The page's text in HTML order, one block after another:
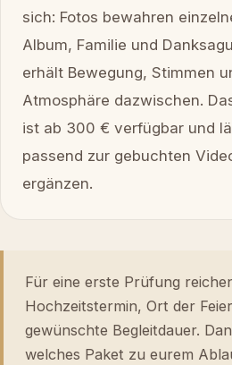
sich: Fotos bewahren
Album, Familie und
erhält Bewegung, Stimmen
Atmosphäre dazwischen.
ist ab 300 € verfügbar und
passend zur gebuchten
ergänzen.
Für eine erste Prüfung
Hochzeitstermin, Ort der
gewünschte Begleitdauer.
welches Paket zu eurem